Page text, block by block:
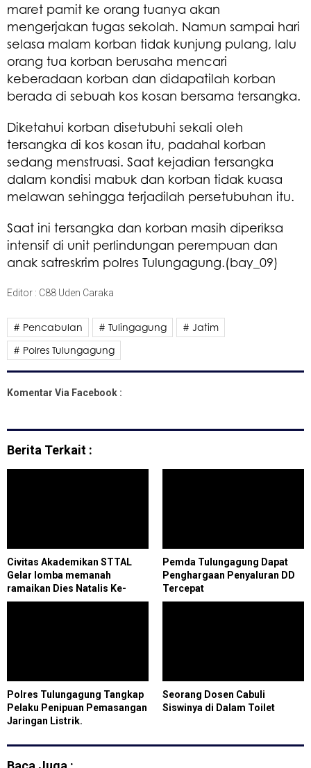
maret pamit ke orang tuanya akan
mengerjakan tugas sekolah. Namun sampai hari
selasa malam korban tidak kunjung pulang, lalu
orang tua korban berusaha mencari
keberadaan korban dan didapatilah korban
berada di sebuah kos kosan bersama tersangka.
Diketahui korban disetubuhi sekali oleh
tersangka di kos kosan itu, padahal korban
sedang menstruasi. Saat kejadian tersangka
dalam kondisi mabuk dan korban tidak kuasa
melawan sehingga terjadilah persetubuhan itu.
Saat ini tersangka dan korban masih diperiksa
intensif di unit perlindungan perempuan dan
anak satreskrim polres Tulungagung.(bay_09)
Editor : C88 Uden Caraka
# Pencabulan # Tulingagung
# Jatim
# Polres Tulungagung
Komentar Via Facebook :
Berita Terkait :
Civitas Akademikan STTAL
Gelar lomba memanah
ramaikan Dies Natalis Ke-
54/2020
Pemda Tulungagung Dapat
Penghargaan Penyaluran DD
Tercepat
Polres Tulungagung Tangkap
Pelaku Penipuan Pemasangan
Jaringan Listrik.
Seorang Dosen Cabuli
Siswinya di Dalam Toilet